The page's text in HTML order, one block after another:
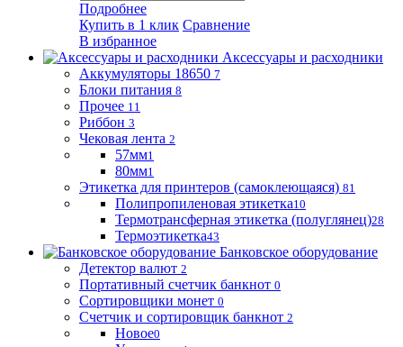
Подробнее
Купить в 1 клик Сравнение
В избранное
Аксессуары и расходники
Аккумуляторы 18650 7
Блоки питания 8
Прочее 11
Риббон 3
Чековая лента 2
57мм1
80мм1
Этикетка для принтеров (самоклеющаяся) 81
Полипропиленовая этикетка10
Термотрансферная этикетка (полуглянец)28
Термоэтикетка43
Банковское оборудование
Детектор валют 2
Портативный счетчик банкнот 0
Сортировщики монет 0
Счетчик и сортировщик банкнот 2
Новое0